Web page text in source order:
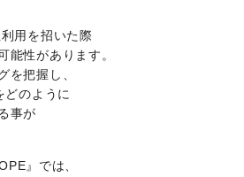
用を招いた際
能性があります。
を把握し、
のように
事が
』では、